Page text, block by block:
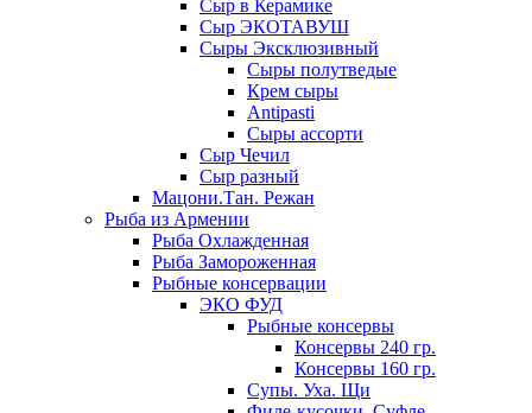
Сыр в Керамике
Сыр ЭКОТАВУШ
Сыры Эксклюзивный
Сыры полутведые
Крем сыры
Antipasti
Сыры ассорти
Сыр Чечил
Сыр разный
Мацони.Тан. Режан
Рыба из Армении
Рыба Охлажденная
Рыба Замороженная
Рыбные консервации
ЭКО ФУД
Рыбные консервы
Консервы 240 гр.
Консервы 160 гр.
Супы. Уха. Щи